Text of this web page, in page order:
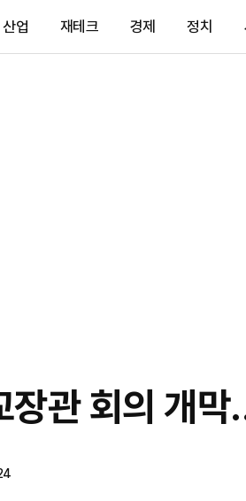
산업 재테크 경제 정치
장관 회의 개